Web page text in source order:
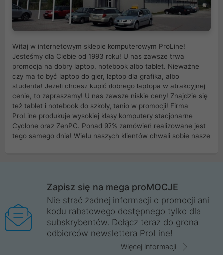
Witaj w internetowym sklepie komputerowym ProLine!
Jesteśmy dla Ciebie od 1993 roku! U nas zawsze trwa
promocja na dobry laptop, notebook albo tablet. Nieważne
czy ma to być laptop do gier, laptop dla grafika, albo
studenta! Jeżeli chcesz kupić dobrego laptopa w atrakcyjnej
cenie, to zapraszamy! U nas zawsze niskie ceny! Znajdzie się
też tablet i notebook do szkoły, tanio w promocji! Firma
ProLine produkuje wysokiej klasy komputery stacjonarne
Cyclone oraz ZenPC. Ponad 97% zamówień realizowane jest
tego samego dnia! Wielu naszych klientów chwali sobie nasze
Wrocław, Poznań, Legnica, Katowice, Gliwice, Kalisz, Bytom,
Trzebnica, Opole. Szybka i profesjonalna obsługa!
ProLine to polska firma ze 100% polskim kapitałem. Działamy
legalnie i płacimy podatki w naszym kraju! Posiadamy siedzibę
główną w Mirkowie oraz salony na terenie kraju. Cała
komunikacja ze sklepem komputerowym ProLine jest
Zapisz się na mega proMOCJE
Nie strać żadnej informacji o promocji ani
kodu rabatowego dostępnego tylko dla
subskrybentów. Dołącz teraz do grona
odbiorców newslettera ProLine!
Więcej informacji